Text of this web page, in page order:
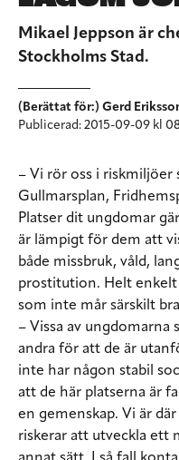
Mikael Jeppson är
Stockholms Stad.
(Berättat för:) Gerd
Publicerad: 2015-09-09 kl
– Vi rör oss i riskmiljöer
Gullmarsplan,
Platser dit ungdomar
är lämpigt för dem att
både missbruk, våld,
prostitution. Helt enkelt
som inte mår särskilt
– Vissa av ungdomarna
andra för att de är
inte har någon stabil
att de här platserna är
en gemenskap. Vi är
riskerar att utveckla ett